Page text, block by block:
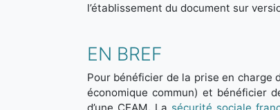
l’établissement du document sur
EN BREF
Pour bénéficier de la prise en charge
économique commun) et bénéficier